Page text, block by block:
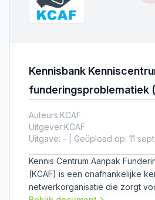
Kennisbank
funderingsproblematiek
Auteurs:KCAF
Uitgever:KCAF
Uitgave: - | Geüpload op: 11
Kennis Centrum Aanpak
(KCAF) is een onafhankelijke
netwerkorganisatie die zorgt